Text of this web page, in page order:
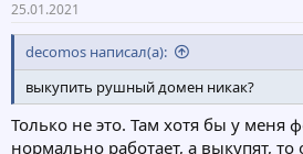
25.01.2021
decomos написал(а):
выкупить рушный домен никак?
Только не это. Там хотя бы у меня
нормально работает, а выкупят,